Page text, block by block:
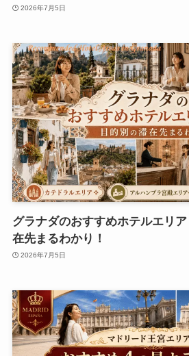
2026年7月5日
グラナダのおすすめホテルエリ
在先まるわかり！
2026年7月5日